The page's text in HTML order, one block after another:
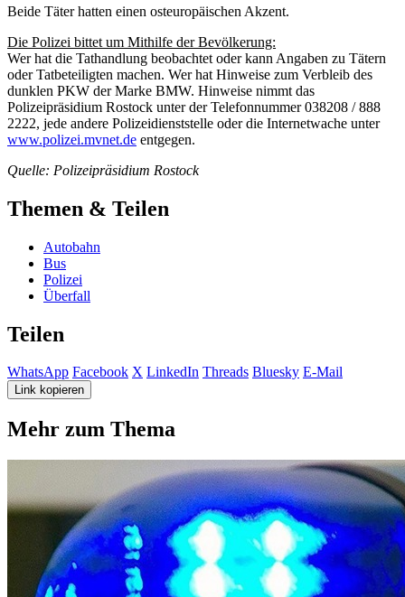
Beide Täter hatten einen osteuropäischen Akzent.
Die Polizei bittet um Mithilfe der Bevölkerung:
Wer hat die Tathandlung beobachtet oder kann Angaben zu Tätern
oder Tatbeteiligten machen. Wer hat Hinweise zum Verbleib des
dunklen PKW der Marke BMW. Hinweise nimmt das
Polizeipräsidium Rostock unter der Telefonnummer 038208 / 888
2222, jede andere Polizeidienststelle oder die Internetwache unter
www.polizei.mvnet.de entgegen.
Quelle: Polizeipräsidium Rostock
Themen & Teilen
Autobahn
Bus
Polizei
Überfall
Teilen
WhatsApp Facebook X LinkedIn Threads Bluesky E-Mail
Link kopieren
Mehr zum Thema